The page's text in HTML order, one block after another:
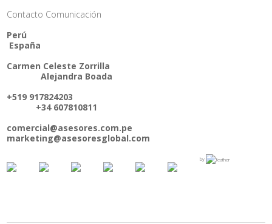
Contacto Comunicación
Perú
España
Carmen Celeste Zorrilla
Alejandra Boada
+519 917824203
+34 607810811
comercial@asesores.com.pe
marketing@asesoresglobal.com
by